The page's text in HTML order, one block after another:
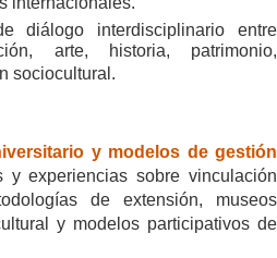
internacionales.
diálogo interdisciplinario entre
arte, historia, patrimonio,
sociocultural.
y modelos de gestión
y experiencias sobre vinculación
de extensión, museos
y modelos participativos de